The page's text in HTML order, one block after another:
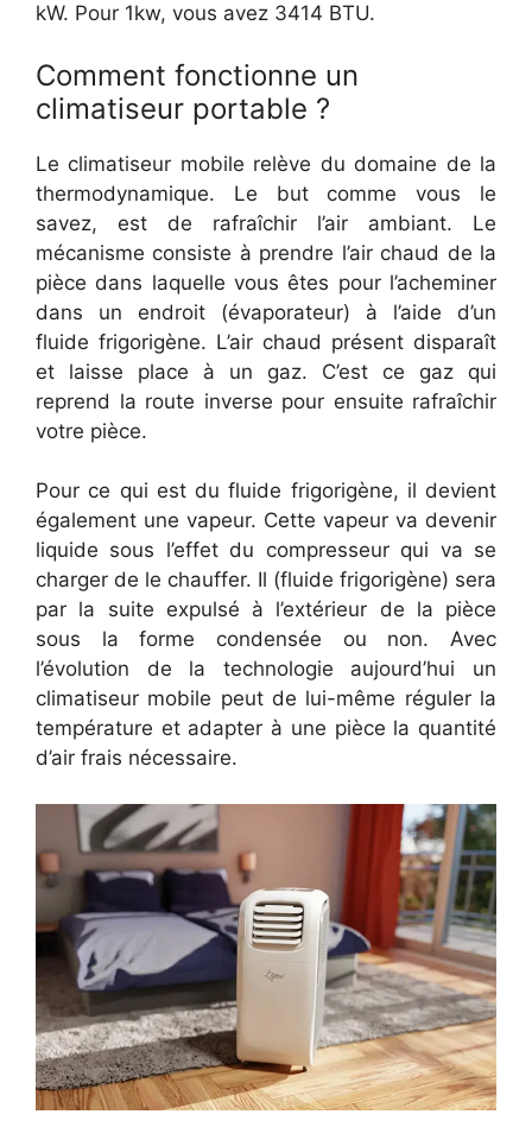
kW. Pour 1kw, vous avez 3414 BTU.
Comment fonctionne un
climatiseur portable ?
Le climatiseur mobile relève du domaine de la
thermodynamique. Le but comme vous le
savez, est de rafraîchir l’air ambiant. Le
mécanisme consiste à prendre l’air chaud de la
pièce dans laquelle vous êtes pour l’acheminer
dans un endroit (évaporateur) à l’aide d’un
fluide frigorigène. L’air chaud présent disparaît
et laisse place à un gaz. C’est ce gaz qui
reprend la route inverse pour ensuite rafraîchir
votre pièce.
Pour ce qui est du fluide frigorigène, il devient
également une vapeur. Cette vapeur va devenir
liquide sous l’effet du compresseur qui va se
charger de le chauffer. Il (fluide frigorigène) sera
par la suite expulsé à l’extérieur de la pièce
sous la forme condensée ou non. Avec
l’évolution de la technologie aujourd’hui un
climatiseur mobile peut de lui-même réguler la
température et adapter à une pièce la quantité
d’air frais nécessaire.